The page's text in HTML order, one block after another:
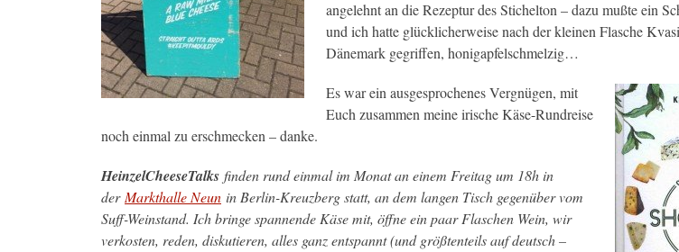
angelehnt an die Rezeptur des Stichelton – dazu mußte ein
und ich hatte glücklicherweise nach der kleinen Flasche
Dänemark gegriffen, honigapfelschmelzig…
Es war ein ausgesprochenes Vergnügen, mit
Euch zusammen meine irische Käse-Rundreise
noch einmal zu erschmecken – danke.
HeinzelCheeseTalks finden rund einmal im Monat an einem Freitag um 18h in
der Markthalle Neun in Berlin-Kreuzberg statt, an dem langen Tisch gegenüber vom
Suff-Weinstand. Ich bringe spannende Käse mit, öffne ein paar Flaschen Wein, wir
verkosten, reden, diskutieren, alles ganz entspannt (und größtenteils auf deutsch –